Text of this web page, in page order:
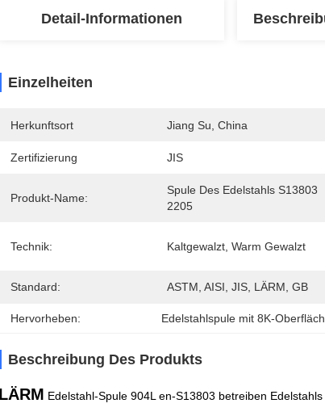
Detail-Informationen
Einzelheiten
Herkunftsort Jiang Su, China
Zertifizierung JIS
Produkt-Name:
Spule Des Edelstahls S13803
2205
Technik: Kaltgewalzt, Warm Gewalzt
Standard: ASTM, AISI, JIS, LÄRM, GB
Hervorheben: Edelstahlspule mit 8K-
Beschreibung Des Produkts
LÄRM Edelstahl-Spule 904L en-S13803 betreiben